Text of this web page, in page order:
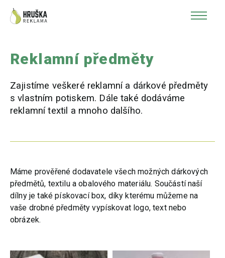
Reklamní předměty
Zajistíme veškeré reklamní a dárkové předměty
s vlastním potiskem. Dále také dodáváme
reklamní textil a mnoho dalšího.
Máme prověřené dodavatele všech možných dárkových
předmětů, textilu a obalového materiálu. Součástí naší
dílny je také pískovací box, díky kterému můžeme na
vaše drobné předměty vypískovat logo, text nebo
obrázek.